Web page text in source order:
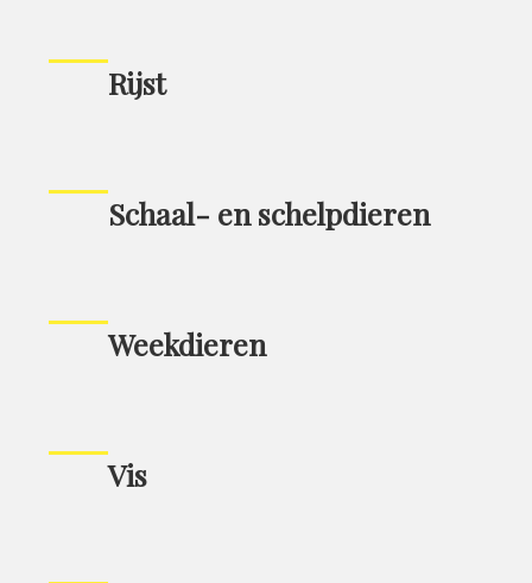
Rijst
Schaal- en schelpdieren
Weekdieren
Vis